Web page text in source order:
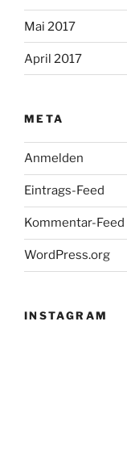
Mai 2017
April 2017
META
Anmelden
Eintrags-Feed
Kommentar-Feed
WordPress.org
INSTAGRAM